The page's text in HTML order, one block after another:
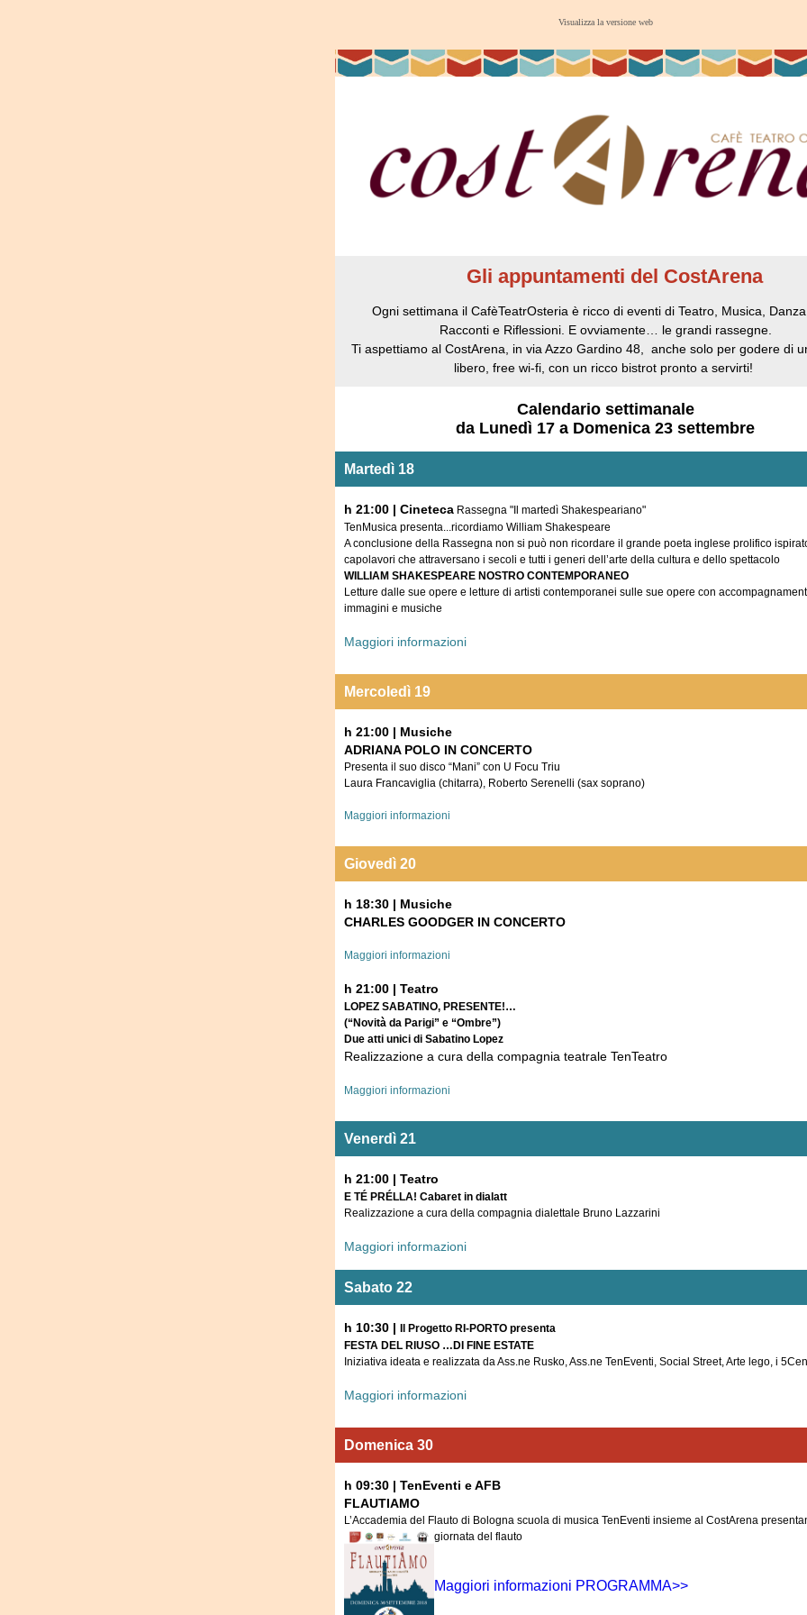
Visualizza la versione web
Gli appuntamenti del CostArena
Ogni settimana il CafèTeatrOsteria è ricco di eventi di Teatro, Musica,
Racconti e Riflessioni. E ovviamente… le grandi rassegne.
Ti aspettiamo al CostArena, in via Azzo Gardino 48, anche solo per godere di
libero, free wi-fi, con un ricco bistrot pronto a servirti!
Calendario settimanale
da Lunedì 17 a Domenica 23 settembre
Martedì 18
h 21:00 | Cineteca Rassegna "Il martedì Shakespeariano"
TenMusica presenta...ricordiamo William Shakespeare
A conclusione della Rassegna non si può non ricordare il grande poeta inglese prolifico
capolavori che attraversano i secoli e tutti i generi dell’arte della cultura e dello spettacolo
WILLIAM SHAKESPEARE NOSTRO CONTEMPORANEO
Letture dalle sue opere e letture di artisti contemporanei sulle sue opere con
immagini e musiche
Maggiori informazioni
Mercoledì 19
h 21:00 | Musiche
ADRIANA POLO IN CONCERTO
Presenta il suo disco “Mani” con U Focu Triu
Laura Francaviglia (chitarra), Roberto Serenelli (sax soprano)
Maggiori informazioni
Giovedì 20
h 18:30 | Musiche
CHARLES GOODGER IN CONCERTO
Maggiori informazioni
h 21:00 | Teatro
LOPEZ SABATINO, PRESENTE!…
(“Novità da Parigi” e “Ombre”)
Due atti unici di Sabatino Lopez
Realizzazione a cura della compagnia teatrale TenTeatro
Maggiori informazioni
Venerdì 21
h 21:00 | Teatro
E TÉ PRÉLLA! Cabaret in dialatt
Realizzazione a cura della compagnia dialettale Bruno Lazzarini
Maggiori informazioni
Sabato 22
h 10:30 |
Il Progetto RI-PORTO presenta
FESTA DEL RIUSO …DI FINE ESTATE
Iniziativa ideata e realizzata da Ass.ne Rusko, Ass.ne TenEventi, Social Street, Arte lego, i
Maggiori informazioni
Domenica 30
h 09:30 | TenEventi e AFB
FLAUTIAMO
L’Accademia del Flauto di Bologna scuola di musica TenEventi insieme al CostArena
giornata del flauto
Maggiori informazioni PROGRAMMA>>